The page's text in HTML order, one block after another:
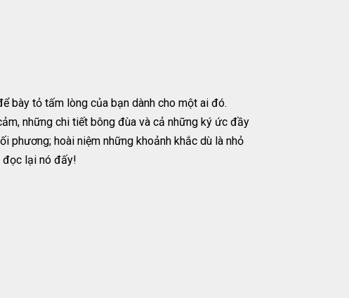
bày tỏ tấm lòng của bạn dành cho một ai đó.
những chi tiết bông đùa và cả những ký ức đầy
phương; hoài niệm những khoảnh khắc dù là nhỏ
đọc lại nó đấy!